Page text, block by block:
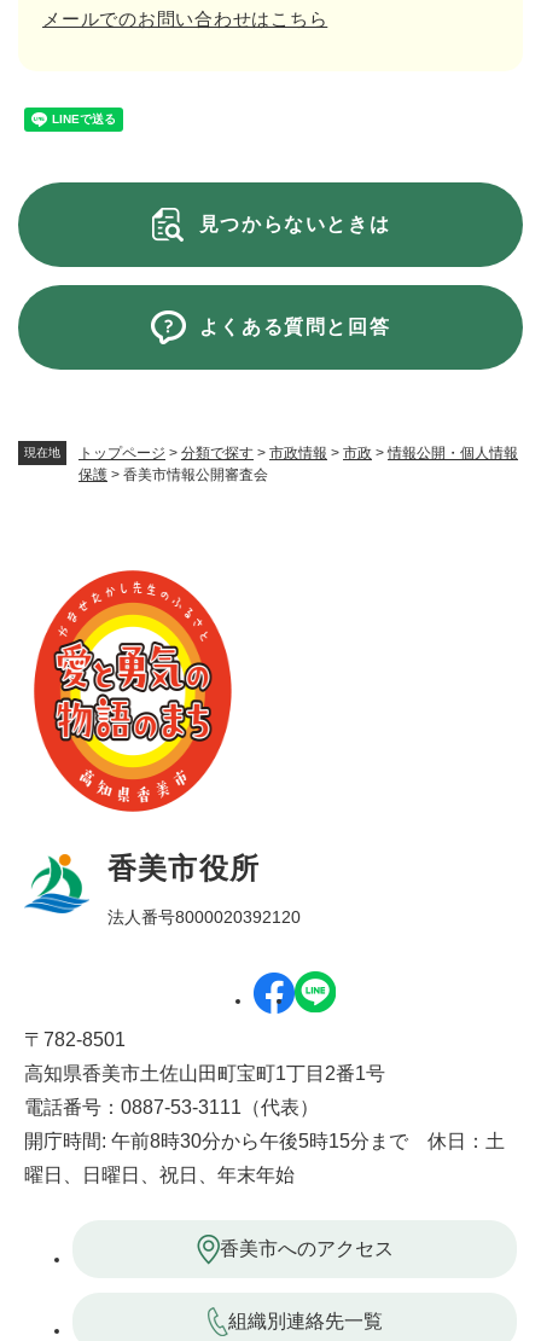
現在地 トップページ > 分類で探す > 市政情報 > 市政 >情報公開・個人情報
保護 > 香美市情報公開審査会
メールでのお問い合わせはこちら
見つからないときは
よくある質問と回答
香美市役所
法人番号8000020392120
〒782-8501
高知県香美市土佐山田町宝町1丁目2番1号
電話番号：0887-53-3111（代表）
開庁時間: 午前8時30分から午後5時15分まで 休日：土
曜日、日曜日、祝日、年末年始
香美市へのアクセス
組織別連絡先一覧